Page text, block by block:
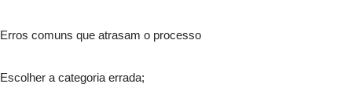
Erros comuns que atrasam o processo
Escolher a categoria errada;